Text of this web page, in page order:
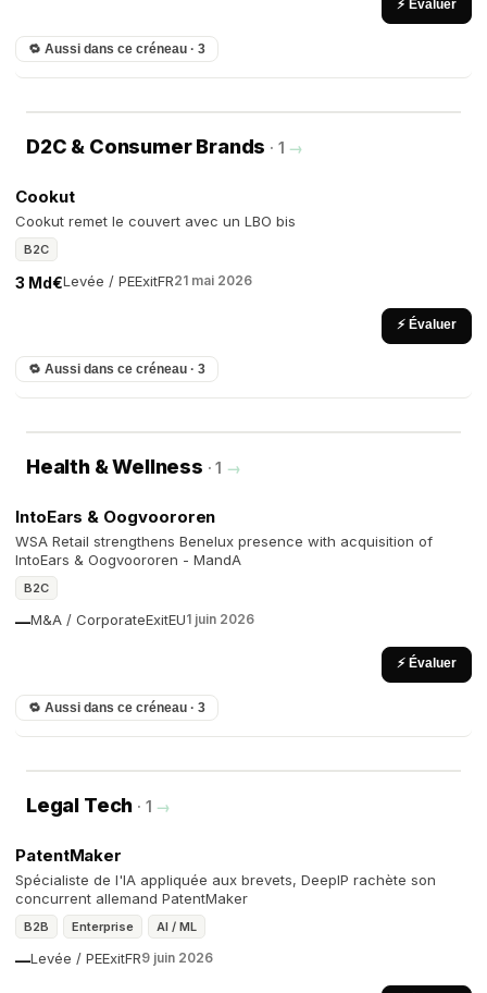
⚡ Évaluer
🔁 Aussi dans ce créneau · 3
D2C & Consumer Brands · 1 →
Cookut
Cookut remet le couvert avec un LBO bis
B2C
Levée / PE
3 Md€ ExitFR21 mai 2026
⚡ Évaluer
🔁 Aussi dans ce créneau · 3
Health & Wellness · 1 →
IntoEars & Oogvoororen
WSA Retail strengthens Benelux presence with acquisition of
IntoEars & Oogvoororen - MandA
B2C
M&A / Corporate
— ExitEU1 juin 2026
⚡ Évaluer
🔁 Aussi dans ce créneau · 3
Legal Tech · 1 →
PatentMaker
Spécialiste de l'IA appliquée aux brevets, DeepIP rachète son
concurrent allemand PatentMaker
B2B Enterprise AI / ML
Levée / PE
— ExitFR9 juin 2026